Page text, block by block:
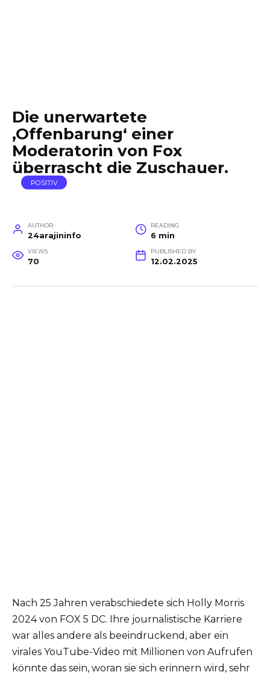
Die unerwartete
‚Offenbarung‘ einer
Moderatorin von Fox
überrascht die Zuschauer.
POSITIV
AUTHOR
24arajininfo
READING
6 min
VIEWS
70
PUBLISHED BY
12.02.2025
Nach 25 Jahren verabschiedete sich Holly Morris
2024 von FOX 5 DC. Ihre journalistische Karriere
war alles andere als beeindruckend, aber ein
virales YouTube-Video mit Millionen von Aufrufen
könnte das sein, woran sie sich erinnern wird, sehr